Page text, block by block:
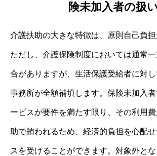
険未加入者の扱
介護扶助の大きな特徴は、原則自己負担
ただし、介護保険制度においては通常
合がありますが、生活保護受給者に対
事務所が全額補填します。保険未加入
ービスが要件を満たす限り、その利用
助で賄われるため、経済的負担を心配
スを受けることができます。対象外と